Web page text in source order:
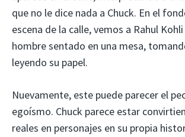
que no le dice nada a Chuck. En el
escena de la calle, vemos a Rahul
hombre sentado en una mesa,
leyendo su papel.
Nuevamente, este puede parecer el
egoísmo. Chuck parece estar
reales en personajes en su propia